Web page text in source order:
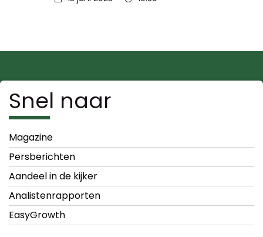
Snel naar
Magazine
Persberichten
Aandeel in de kijker
Analistenrapporten
EasyGrowth